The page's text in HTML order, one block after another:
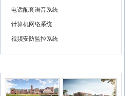
电话配套语音系统
计算机网络系统
视频安防监控系统